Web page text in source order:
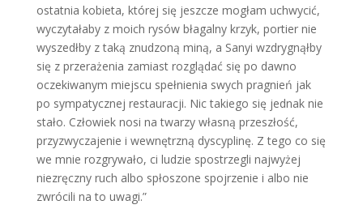
ostatnia kobieta, której się jeszcze mogłam uchwycić,
wyczytałaby z moich rysów błagalny krzyk, portier nie
wyszedłby z taką znudzoną miną, a Sanyi wzdrygnąłby
się z przerażenia zamiast rozglądać się po dawno
oczekiwanym miejscu spełnienia swych pragnień jak
po sympatycznej restauracji. Nic takiego się jednak nie
stało. Człowiek nosi na twarzy własną przeszłość,
przyzwyczajenie i wewnętrzną dyscyplinę. Z tego co się
we mnie rozgrywało, ci ludzie spostrzegli najwyżej
niezręczny ruch albo spłoszone spojrzenie i albo nie
zwrócili na to uwagi.”